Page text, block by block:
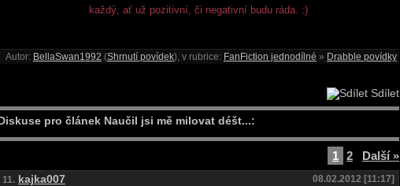
každý, ať už pozitivní, či negativní budu ráda. :)
Autor: BellaSwan1992 (Shrnutí povídek), v rubrice: FanFiction jednodílné » Drabble povídky
Sdílet
Diskuse pro článek Naučil jsi mě milovat déšt...:
1 2 Další »
11. kajka007 08.02.2012 [11:17]